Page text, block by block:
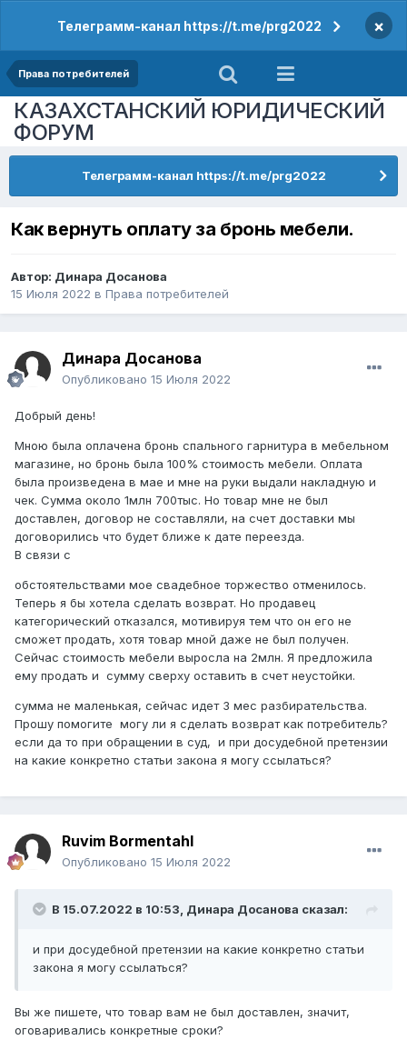
Телеграмм-канал https://t.me/prg2022 ×
Права потребителей
КАЗАХСТАНСКИЙ ЮРИДИЧЕСКИЙ
ФОРУМ
Телеграмм-канал https://t.me/prg2022
Как вернуть оплату за бронь мебели.
Автор: Динара Досанова
15 Июля 2022 в Права потребителей
Динара Досанова
Опубликовано 15 Июля 2022
Добрый день!
Мною была оплачена бронь спального гарнитура в мебельном
магазине, но бронь была 100% стоимость мебели. Оплата
была произведена в мае и мне на руки выдали накладную и
чек. Сумма около 1млн 700тыс. Но товар мне не был
доставлен, договор не составляли, на счет доставки мы
договорились что будет ближе к дате переезда.
В связи с
обстоятельствами мое свадебное торжество отменилось.
Теперь я бы хотела сделать возврат. Но продавец
категорический отказался, мотивируя тем что он его не
сможет продать, хотя товар мной даже не был получен.
Сейчас стоимость мебели выросла на 2млн. Я предложила
ему продать и сумму сверху оставить в счет неустойки.
сумма не маленькая, сейчас идет 3 мес разбирательства.
Прошу помогите могу ли я сделать возврат как потребитель?
если да то при обращении в суд, и при досудебной претензии
на какие конкретно статьи закона я могу ссылаться?
Ruvim Bormentahl
Опубликовано 15 Июля 2022
В 15.07.2022 в 10:53, Динара Досанова сказал:
и при досудебной претензии на какие конкретно статьи
закона я могу ссылаться?
Вы же пишете, что товар вам не был доставлен, значит,
оговаривались конкретные сроки?